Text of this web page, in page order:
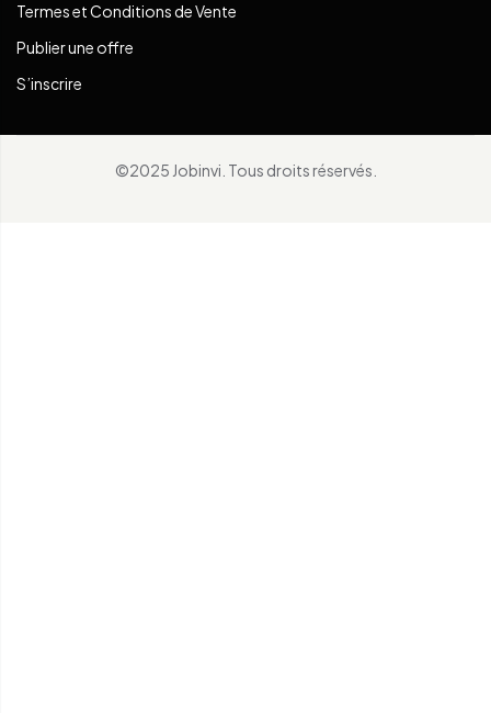
Termes et Conditions de Vente
Publier une offre
S’inscrire
©2025 Jobinvi. Tous droits réservés.